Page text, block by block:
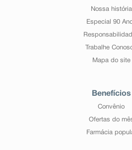
Nossa história
Especial 90
Trabalhe
Mapa do site
Benefícios
Convênio
Ofertas do
Farmácia